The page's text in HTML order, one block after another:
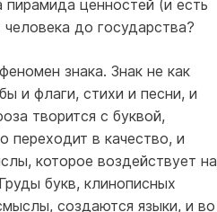
ценностей (и есть
до государства?
знака. Знак не как
и флаги, стихи и песни, и
творится с буквой,
переходит в качество, и
которое воздействует на
букв, клинописных
создаются языки, и во